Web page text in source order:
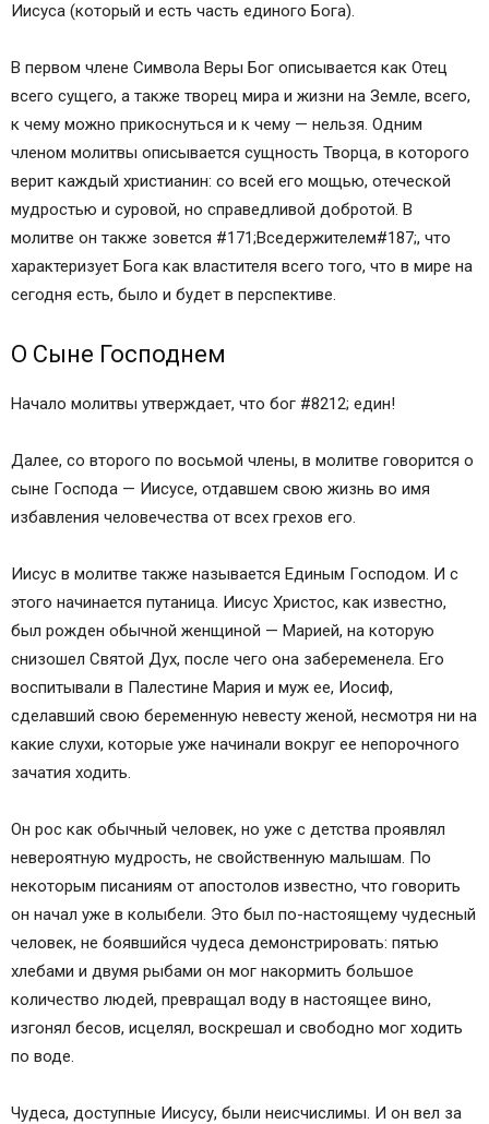
Иисуса (который и есть часть единого Бога).
В первом члене Символа Веры Бог описывается как Отец
всего сущего, а также творец мира и жизни на Земле, всего,
к чему можно прикоснуться и к чему — нельзя. Одним
членом молитвы описывается сущность Творца, в которого
верит каждый христианин: со всей его мощью, отеческой
мудростью и суровой, но справедливой добротой. В
молитве он также зовется #171;Вседержителем#187;, что
характеризует Бога как властителя всего того, что в мире на
сегодня есть, было и будет в перспективе.
О Сыне Господнем
Начало молитвы утверждает, что бог #8212; един!
Далее, со второго по восьмой члены, в молитве говорится о
сыне Господа — Иисусе, отдавшем свою жизнь во имя
избавления человечества от всех грехов его.
Иисус в молитве также называется Единым Господом. И с
этого начинается путаница. Иисус Христос, как известно,
был рожден обычной женщиной — Марией, на которую
снизошел Святой Дух, после чего она забеременела. Его
воспитывали в Палестине Мария и муж ее, Иосиф,
сделавший свою беременную невесту женой, несмотря ни на
какие слухи, которые уже начинали вокруг ее непорочного
зачатия ходить.
Он рос как обычный человек, но уже с детства проявлял
невероятную мудрость, не свойственную малышам. По
некоторым писаниям от апостолов известно, что говорить
он начал уже в колыбели. Это был по-настоящему чудесный
человек, не боявшийся чудеса демонстрировать: пятью
хлебами и двумя рыбами он мог накормить большое
количество людей, превращал воду в настоящее вино,
изгонял бесов, исцелял, воскрешал и свободно мог ходить
по воде.
Чудеса, доступные Иисусу, были неисчислимы. И он вел за